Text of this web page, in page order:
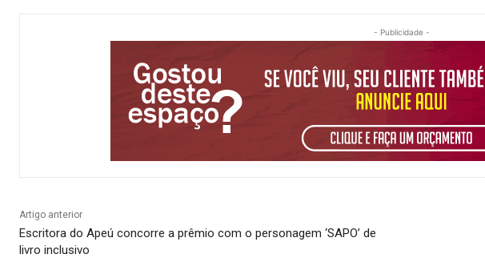
- Publicidade -
Artigo anterior
Escritora do Apeú concorre a prêmio com o personagem ‘SAPO’ de
livro inclusivo